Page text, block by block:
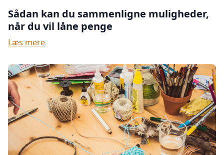
Sådan kan du sammenligne muligheder,
når du vil låne penge
Læs mere